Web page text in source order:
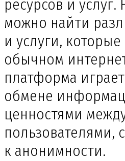
ресурсов и услуг.
можно найти
и услуги,
обычном
платформа
обмене
ценностями
пользователями,
к анонимности.